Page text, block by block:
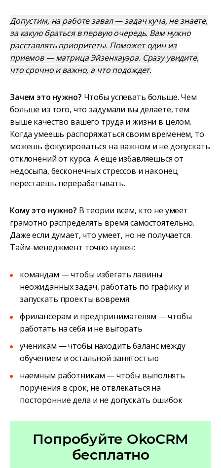
Допустим, на работе завал — задач куча, не знаете,
за какую браться в первую очередь. Вам нужно
расставлять приоритеты. Поможет один из
приемов — матрица Эйзенхауэра. Сразу увидите,
что срочно и важно, а что подождет.
Зачем это нужно? Чтобы успевать больше. Чем
больше из того, что задумали вы делаете, тем
выше качество вашего труда и жизни в целом.
Когда умеешь распоряжаться своим временем, то
можешь фокусироваться на важном и не допускать
отклонений от курса. А еще избавляешься от
недосыпа, бесконечных стрессов и наконец
перестаешь перерабатывать.
Кому это нужно? В теории всем, кто не умеет
грамотно распределять время самостоятельно.
Даже если думает, что умеет, но не получается.
Тайм-менеджмент точно нужен:
командам — чтобы избегать лавины
неожиданных задач, работать по графику и
запускать проекты вовремя
фрилансерам и предпринимателям — чтобы
работать на себя и не выгорать
ученикам — чтобы находить баланс между
обучением и остальной занятостью
наемным работникам — чтобы выполнять
поручения в срок, не отвлекаться на
посторонние дела и не допускать ошибок
Попробуйте OkoCRM
бесплатно